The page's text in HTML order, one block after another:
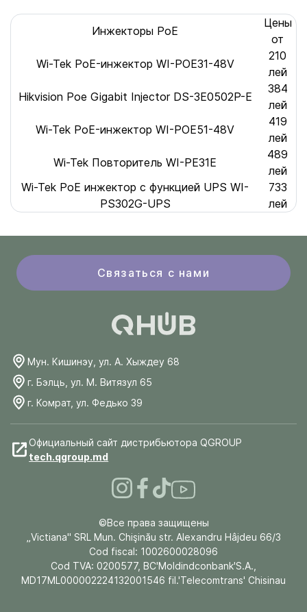
Инжекторы PoE
Цены
от
Wi-Tek PoE-инжектор WI-POE31-48V
210
лей
Hikvision Poe Gigabit Injector DS-3E0502P-E
384
лей
Wi-Tek PoE-инжектор WI-POE51-48V
419
лей
Wi-Tek Повторитель WI-PE31E
489
лей
Wi-Tek PoE инжектор с функцией UPS WI-
PS302G-UPS
733
лей
Связаться с нами
Мун. Кишинэу, ул. А. Хыждеу 68
г. Бэлць, ул. М. Витязул 65
г. Комрат, ул. Федько 39
Официальный сайт дистрибьютора QGROUP
tech.qgroup.md
©Все права защищены
„Victiana" SRL Mun. Chişinău str. Alexandru Hâjdeu 66/3
Cod fiscal: 1002600028096
Cod TVA: 0200577, BC'Moldindconbank'S.A.,
MD17ML000002224132001546 fil.'Telecomtrans' Chisinau